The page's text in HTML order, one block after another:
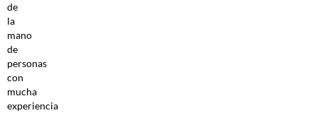
de
la
mano
de
personas
con
mucha
experiencia